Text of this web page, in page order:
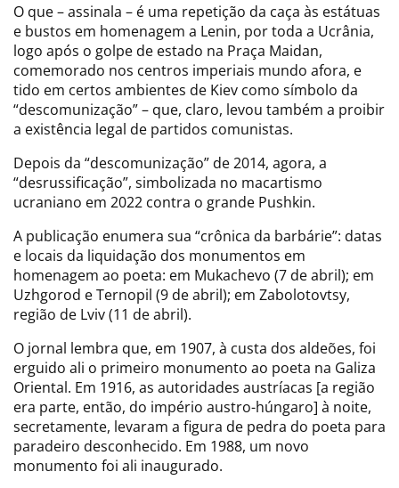
O que – assinala – é uma repetição da caça às estátuas
e bustos em homenagem a Lenin, por toda a Ucrânia,
logo após o golpe de estado na Praça Maidan,
comemorado nos centros imperiais mundo afora, e
tido em certos ambientes de Kiev como símbolo da
“descomunização” – que, claro, levou também a proibir
a existência legal de partidos comunistas.
Depois da “descomunização” de 2014, agora, a
“desrussificação”, simbolizada no macartismo
ucraniano em 2022 contra o grande Pushkin.
A publicação enumera sua “crônica da barbárie”: datas
e locais da liquidação dos monumentos em
homenagem ao poeta: em Mukachevo (7 de abril); em
Uzhgorod e Ternopil (9 de abril); em Zabolotovtsy,
região de Lviv (11 de abril).
O jornal lembra que, em 1907, à custa dos aldeões, foi
erguido ali o primeiro monumento ao poeta na Galiza
Oriental. Em 1916, as autoridades austríacas [a região
era parte, então, do império austro-húngaro] à noite,
secretamente, levaram a figura de pedra do poeta para
paradeiro desconhecido. Em 1988, um novo
monumento foi ali inaugurado.